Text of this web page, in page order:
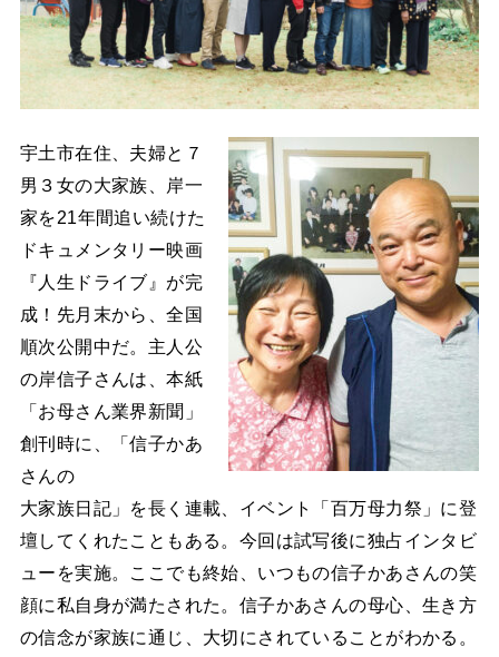
宇土市在住、夫婦と７
男３女の大家族、岸一
家を21年間追い続けた
ドキュメンタリー映画
『人生ドライブ』が完
成！先月末から、全国
順次公開中だ。主人公
の岸信子さんは、本紙
「お母さん業界新聞」
創刊時に、「信子かあ
さんの
大家族日記」を長く連載、イベント「百万母力祭」に登
壇してくれたこともある。今回は試写後に独占インタビ
ューを実施。ここでも終始、いつもの信子かあさんの笑
顔に私自身が満たされた。信子かあさんの母心、生き方
の信念が家族に通じ、大切にされていることがわかる。